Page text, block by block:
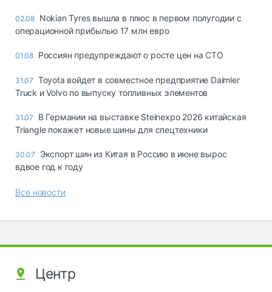
02.08 Nokian Tyres вышла в плюс в первом полугодии с
операционной прибылью 17 млн евро
01.08 Россиян предупреждают о росте цен на СТО
31.07 Toyota войдет в совместное предприятие Daimler
Truck и Volvo по выпуску топливных элементов
31.07
В Германии на выставке Steinexpo 2026 китайская
Triangle покажет новые шины для спецтехники
30.07
Экспорт шин из Китая в Россию в июне вырос
вдвое год к году
Все новости
Центр